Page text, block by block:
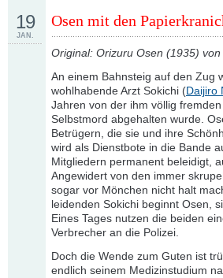
Osen mit den
19
JAN.
Original: Orizuru Osen (1935)
An einem Bahnsteig auf den Zug
wohlhabende Arzt Sokichi (Daijiro
Jahren von der ihm völlig
Selbstmord abgehalten wurde.
Betrügern, die sie und ihre
wird als Dienstbote in die Bande
Mitgliedern permanent beleidigt,
Angewidert von den immer
sogar vor Mönchen nicht halt
leidenden Sokichi beginnt Osen,
Eines Tages nutzen die beiden
Verbrecher an die Polizei.
Doch die Wende zum Guten ist
endlich seinem Medizinstudium